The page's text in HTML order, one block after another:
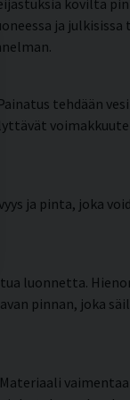
ja julkisissa
tehdään
ja pinta, joka
luonnetta.
pinnan, joka